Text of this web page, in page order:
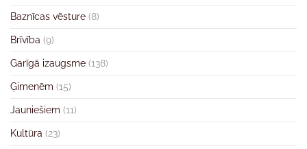
Baznīcas vēsture (8)
Brīvība (9)
Garīgā izaugsme (138)
Ģimenēm (15)
Jauniešiem (11)
Kultūra (23)